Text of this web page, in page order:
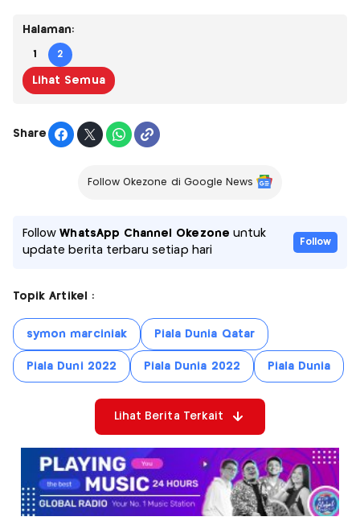
Halaman:
1 2
Lihat Semua
Share
Follow Okezone di Google News
FollowWhatsApp Channel Okezone untuk
update berita terbaru setiap hari
Follow
Topik Artikel :
symon marciniak Piala Dunia Qatar
Piala Duni 2022 Piala Dunia 2022 Piala Dunia
Lihat Berita Terkait